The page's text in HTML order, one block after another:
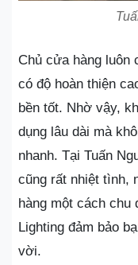
Chủ cửa hàng luôn
có độ hoàn thiện
bền tốt. Nhờ vậy,
dụng lâu dài mà
nhanh. Tại Tuấn
cũng rất nhiệt tình,
hàng một cách chu
Lighting đảm bảo
vời.